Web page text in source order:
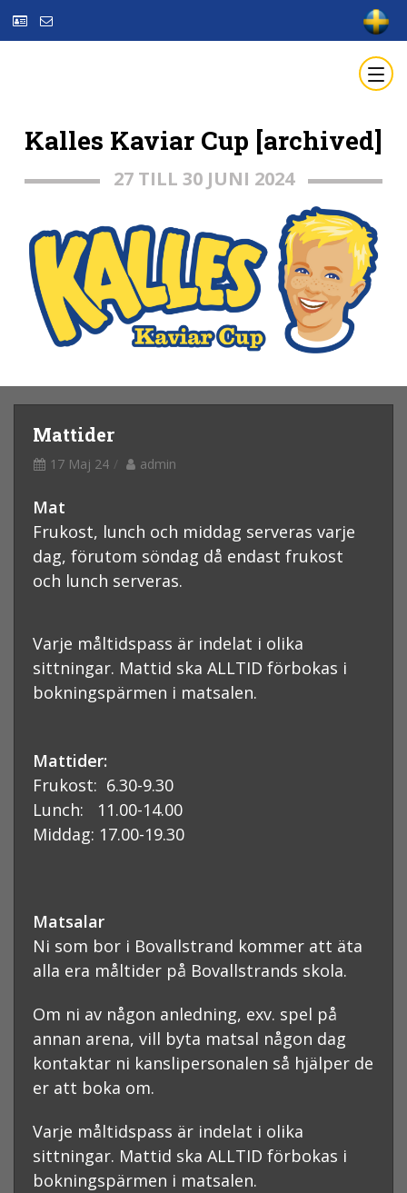
Kalles Kaviar Cup [archived]
27 TILL 30 JUNI 2024
Mattider
17 Maj 24 admin
Mat
Frukost, lunch och middag serveras varje
dag, förutom söndag då endast frukost
och lunch serveras.
Varje måltidspass är indelat i olika
sittningar. Mattid ska ALLTID förbokas i
bokningspärmen i matsalen.
Mattider:
Frukost: 6.30-9.30
Lunch: 11.00-14.00
Middag: 17.00-19.30
Matsalar
Ni som bor i Bovallstrand kommer att äta
alla era måltider på Bovallstrands skola.
Om ni av någon anledning, exv. spel på
annan arena, vill byta matsal någon dag
kontaktar ni kanslipersonalen så hjälper de
er att boka om.
Varje måltidspass är indelat i olika
sittningar. Mattid ska ALLTID förbokas i
bokningspärmen i matsalen.